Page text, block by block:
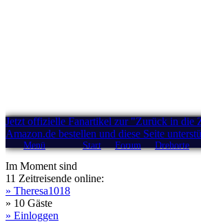
Jetzt offizielle Fanartikel zur "Zurück in die
Amazon.de bestellen und diese Seite
Menü Start Forum Drehorte
Im Moment sind
11 Zeitreisende online:
» Theresa1018
» 10 Gäste
» Einloggen